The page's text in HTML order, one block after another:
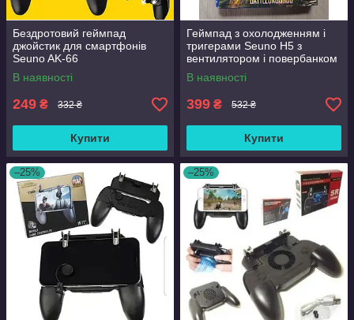
Бездротовий геймпад
джойстик для смартфонів
Seuno AK-66
В наявності
249 ₴ 332 ₴
Купити
Геймпад з охолодженням і
тригерами Seuno H5 з
вентилятором і повербанком
2000mAh для Pubg
В наявності
399 ₴ 532 ₴
Купити
–25% –25%